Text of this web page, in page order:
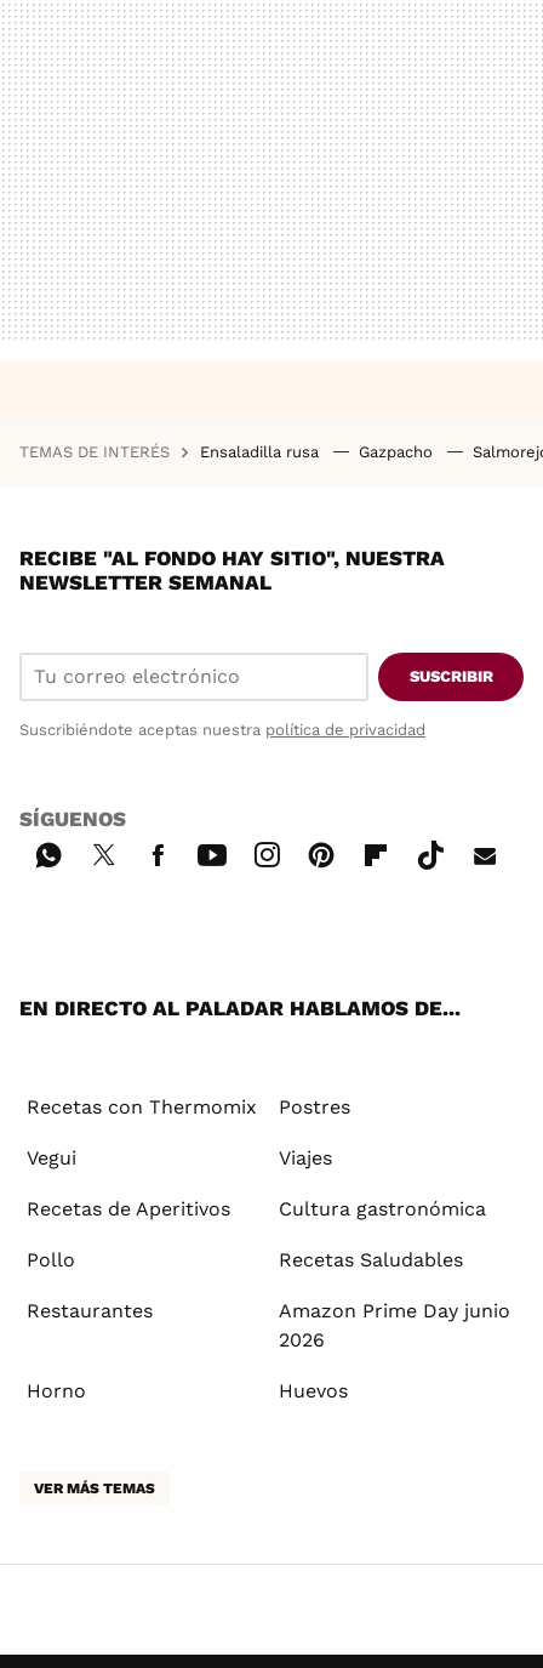
TEMAS DE INTERÉS Ensaladilla rusa Gazpacho
RECIBE "AL FONDO HAY SITIO", NUESTRA
NEWSLETTER SEMANAL
SUSCRIBIR
Suscribiéndote aceptas nuestra política de privacidad
SÍGUENOS
EN DIRECTO AL PALADAR HABLAMOS DE...
Recetas con Thermomix Postres
Vegui Viajes
Recetas de Aperitivos Cultura gastronómica
Pollo Recetas Saludables
Restaurantes
Amazon Prime Day junio
2026
Horno Huevos
VER MÁS TEMAS